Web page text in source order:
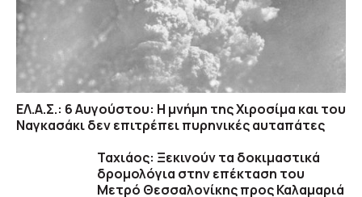
ΕΛ.Α.Σ.: 6 Αυγούστου: Η μνήμη της Χιροσίμα και του
Ναγκασάκι δεν επιτρέπει πυρηνικές αυταπάτες
Ταχιάος: Ξεκινούν τα δοκιμαστικά
δρομολόγια στην επέκταση του
Μετρό Θεσσαλονίκης προς Καλαμαριά